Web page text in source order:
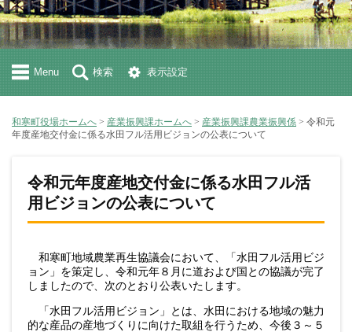
Menu 検索 表示設定
和寒町役場ホームへ > 産業振興課ホームへ > 産業振興課農業振興係 > 令和元
年度産地交付金に係る水田フル活用ビジョンの公表について
令和元年度産地交付金に係る水田フル活
用ビジョンの公表について
和寒町地域農業再生協議会において、「水田フル活用ビジ
ョン」を策定し、令和元年８月に道および国との協議が完了
しましたので、次のとおり公表いたします。
「水田フル活用ビジョン」とは、水田における地域の魅力
的な産品の産地づくりに向けた取組を行うため、今後３～５